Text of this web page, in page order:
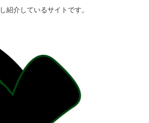
紹介しているサイトです。